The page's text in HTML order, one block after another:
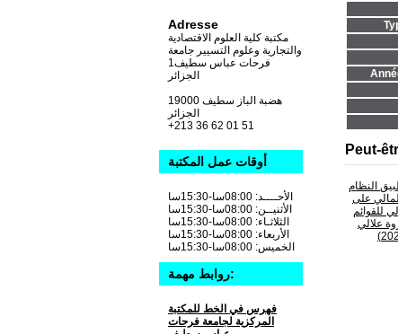
Peut-
النظام
على
للقوائم
علالي
Adresse
مكتبة كلية العلوم الاقتصادية
والتجارية وعلوم التسيير جامعة
فرحات عباس سطيف1
الجزائر
19000 هضبة الباز سطيف
+213 36 62 01 51
أوقات عمل المكتبة
الأحــــد: 08:00سا-15:30سا
الأثنيــن: 08:00سا-15:30سا
الثلاثـاء: 08:00سا-15:30سا
الأربعاء: 08:00سا-15:30سا
الخميس: 08:00سا-15:30سا
روابط مهمة:
فهرس في الخط للمكتبة
المركزية لجامعة فرحات